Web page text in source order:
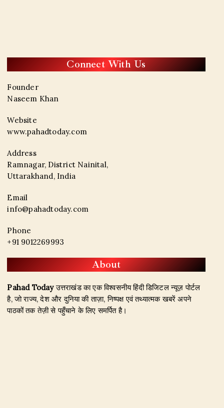
Connect With Us
Founder
Naseem Khan
Website
www.pahadtoday.com
Address
Ramnagar, District Nainital,
Uttarakhand, India
Email
info@pahadtoday.com
Phone
+91 9012269993
About
Pahad Todayउत्तराखंड का एक विश्वसनीय हिंदी डिजिटल न्यूज़ पोर्टल
है, जो राज्य, देश और दुनिया की ताज़ा, निष्पक्ष एवं तथ्यात्मक खबरें अपने
पाठकों तक तेज़ी से पहुँचाने के लिए समर्पित है।